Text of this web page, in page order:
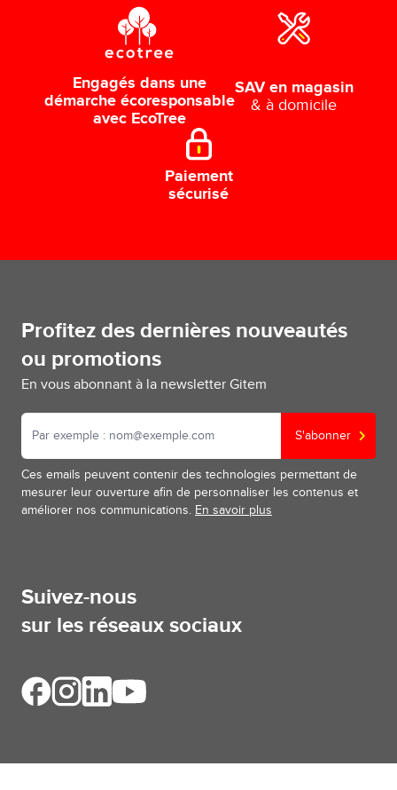
Engagés dans une
démarche écoresponsable
avec EcoTree
SAV en magasin
& à domicile
Paiement
sécurisé
Profitez des dernières nouveautés
ou promotions
En vous abonnant à la newsletter Gitem
S'abonner
Ces emails peuvent contenir des technologies permettant de
mesurer leur ouverture afin de personnaliser les contenus et
améliorer nos communications. En savoir plus
Suivez-nous
sur les réseaux sociaux